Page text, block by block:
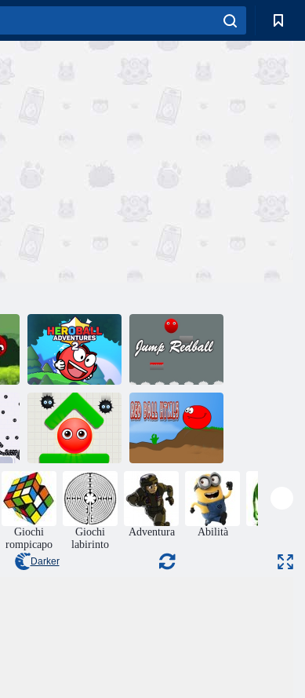
Hero Ball
Adventures 2
Salta Redball
Nascondi la
palla
Palla rossa
HTML5
Giochi
rompicapo
Giochi
labirinto
Adventura Abilità
Darker